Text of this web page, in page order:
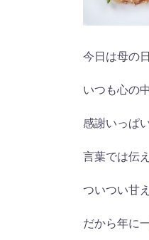
今日は母の日
いつも心の
感謝いっぱ
言葉では伝
ついつい甘
だから年に